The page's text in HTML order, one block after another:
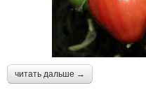
читать дальше →